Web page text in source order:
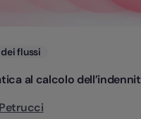
flussi
al calcolo